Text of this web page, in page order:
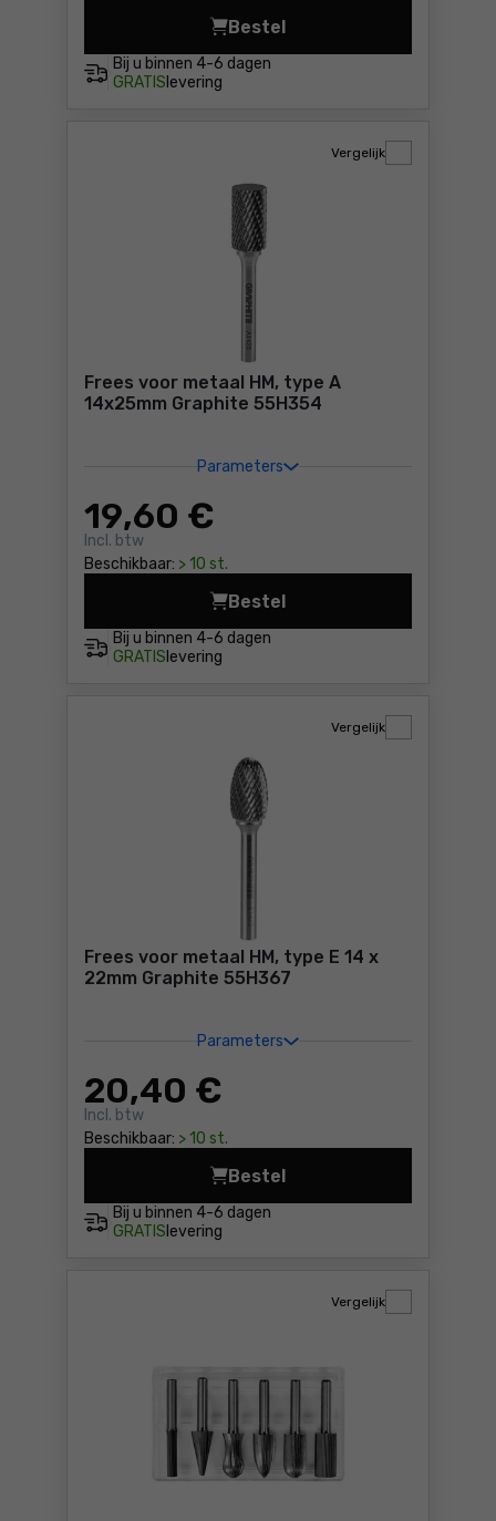
Bij u binnen 4-6 dagen
GRATIS levering
Bestel
Frees voor metaal HM,
Frees voor metaal HM, type A
14x25mm Graphite 55H354
Parameters
19,60 €
Incl. btw
Beschikbaar: > 10 st.
Vergelijk
Bij u binnen 4-6 dagen
GRATIS levering
Bestel
Frees voor metaal HM,
Frees voor metaal HM, type E 14 x
22mm Graphite 55H367
Parameters
20,40 €
Incl. btw
Beschikbaar: > 10 st.
Vergelijk
Bij u binnen 4-6 dagen
GRATIS levering
Bestel
Frees voor metaal HM,
Vergelijk